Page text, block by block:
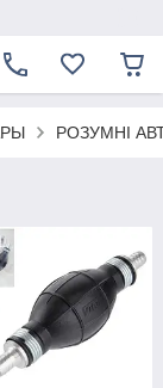
РОЗУМНІ